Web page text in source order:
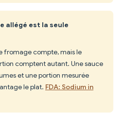
allégé est la seule
fromage compte, mais le
comptent autant. Une sauce
et une portion mesurée
le plat. FDA: Sodium in